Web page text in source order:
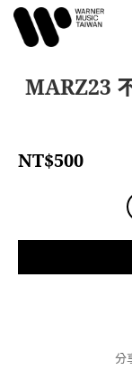
MARZ23
NT$500
分